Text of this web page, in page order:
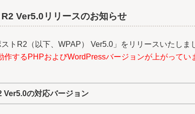
Ver5.0リリースのお知らせ
トR2（以下、WPAP） Ver5.0」をリリースいたしま
するPHPおよびWordPressバージョンが上がってい
Ver5.0の対応バージョン